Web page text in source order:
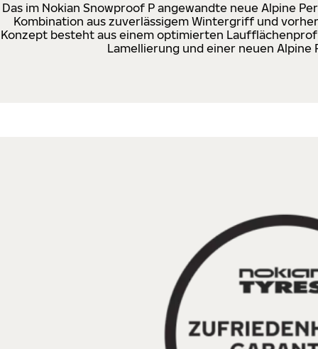
Das im Nokian Snowproof P angewandte neue Alpine
Kombination aus zuverlässigem Wintergriff und
Konzept besteht aus einem optimierten
Lamellierung und einer neuen